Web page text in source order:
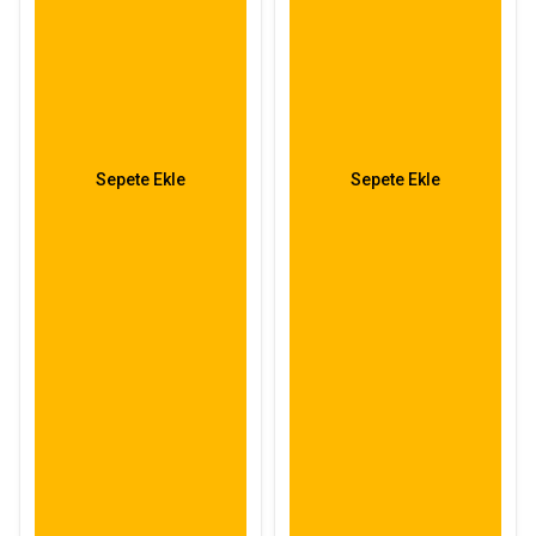
Sepete Ekle Sepete Ekle